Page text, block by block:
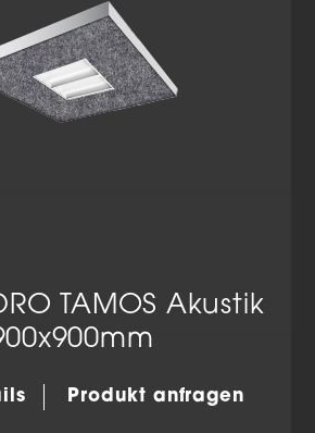
TAMOS Akustik
Produkt anfragen